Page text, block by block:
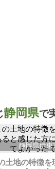
静岡県で
Previous
静岡県伊
土地の特徴